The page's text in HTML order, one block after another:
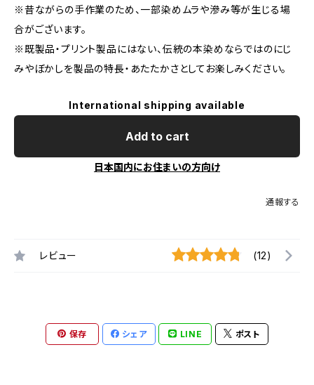
※昔ながらの手作業のため、一部染めムラや滲み等が生じる場
合がございます。
※既製品・プリント製品にはない、伝統の本染めならではのにじ
みやぼかしを製品の特長・あたたかさとしてお楽しみください。
International shipping available
Add to cart
日本国内にお住まいの方向け
通報する
レビュー (12)
保存 シェア LINE ポスト